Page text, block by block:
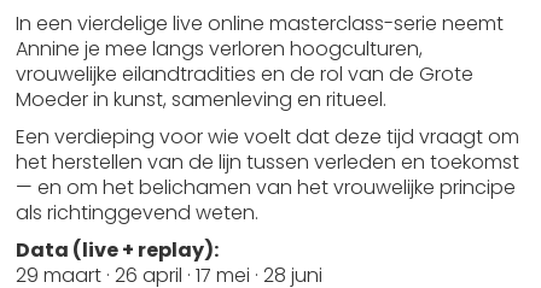
In een vierdelige live online masterclass-serie neemt
Annine je mee langs verloren hoogculturen,
vrouwelijke eilandtradities en de rol van de Grote
Moeder in kunst, samenleving en ritueel.
Een verdieping voor wie voelt dat deze tijd vraagt om
het herstellen van de lijn tussen verleden en toekomst
— en om het belichamen van het vrouwelijke principe
als richtinggevend weten.
Data (live + replay):
29 maart · 26 april · 17 mei · 28 juni